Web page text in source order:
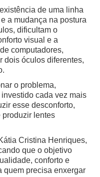
de uma linha
a mudança na postura
dificultam o
visual e a
computadores,
dois óculos diferentes,
o problema,
cada vez mais
esse desconforto,
lentes
Cristina Henriques,
que o objetivo
conforto e
quem precisa enxergar